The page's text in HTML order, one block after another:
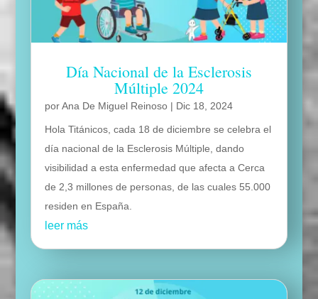
Día Nacional de la Esclerosis
Múltiple 2024
porAna De Miguel Reinoso| Dic 18, 2024
Hola Titánicos, cada 18 de diciembre se celebra el
día nacional de la Esclerosis Múltiple, dando
visibilidad a esta enfermedad que afecta a Cerca
de 2,3 millones de personas, de las cuales 55.000
residen en España.
leer más